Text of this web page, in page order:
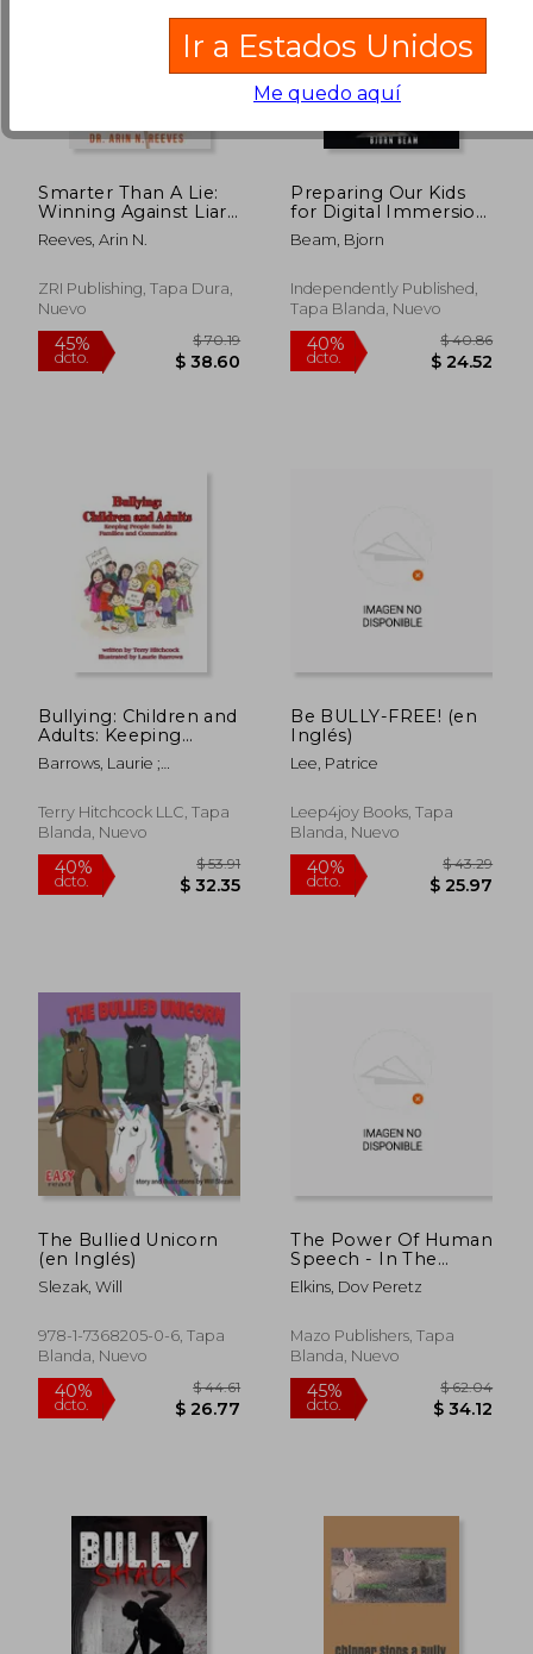
45%
dcto. $ 29.42
40%
dcto. $
Smarter Than A Lie:
Winning Against Liars
Without Losing Your
Mind (en Inglés)
Reeves, Arin N.
ZRI Publishing, Tapa Dura,
Nuevo
$ 38.60
Preparing Our Kids
for Digital Immersion:
Why It's So
Important to Educate
Cybersecurity, Online
Predators, and
Inglés)
Beam, Bjorn
Independently Published,
Tapa Blanda, Nuevo
Bullying: Children and
Adults: Keeping
People Safe in
Families and
Inglés)
Barrows, Laurie ;
Terry Hitchcock LLC, Tapa
Blanda, Nuevo
Be BULLY-FREE! (en
Inglés)
Lee, Patrice
Leep4joy Books, Tapa
Blanda, Nuevo
The Bullied Unicorn
(en Inglés)
Slezak, Will
978-1-7368205-0-6, Tapa
Blanda, Nuevo
The Power Of Human
Speech - In The
Jewish Tradition (en
Inglés)
Elkins, Dov Peretz
Mazo Publishers, Tapa
Blanda, Nuevo
Ir a Estados Unidos
Me quedo aquí